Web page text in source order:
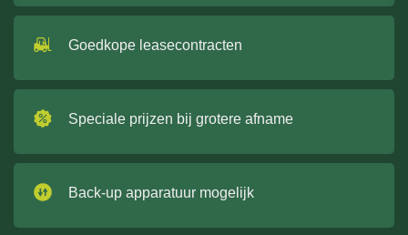
Goedkope leasecontracten
Speciale prijzen bij grotere afname
Back-up apparatuur mogelijk